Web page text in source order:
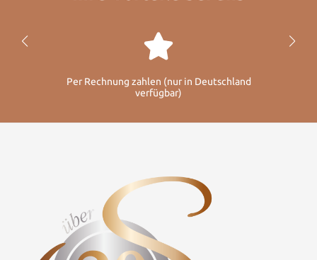
Per Rechnung zahlen (nur in Deutschland
verfügbar)